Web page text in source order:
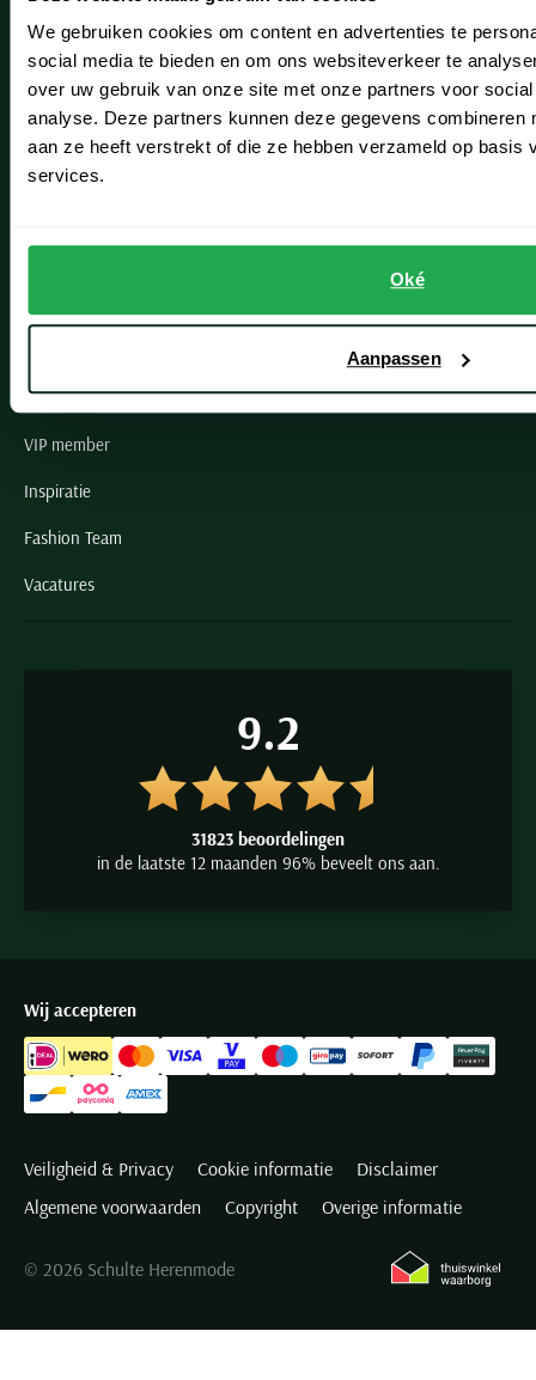
We gebruiken cookies om content en advertenties te
social media te bieden en om ons websiteverkeer te
over uw gebruik van onze site met onze partners voor
analyse. Deze partners kunnen deze gegevens combineren
aan ze heeft verstrekt of die ze hebben verzameld op basis
services.
Oké
Aanpassen
Leiderdorp
Lisse
Noordwijk
Oegstgeest
Paul & Shark specialist
VIP member
Inspiratie
Fashion Team
Vacatures
9.2
31823 beoordelingen
in de laatste 12 maanden 96% beveelt ons aan.
Wij accepteren
Veiligheid & Privacy Cookie informatie
Disclaimer
Algemene voorwaarden
Copyright Overige informatie
© 2026 Schulte Herenmode